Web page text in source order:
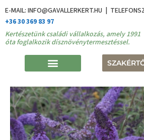
E-MAIL: INFO@GAVALLERKERT.HU |
+36 30 369 83 97
Kertészetünk családi vállalkozás, amely 1991
óta foglalkozik dísznövénytermesztéssel.